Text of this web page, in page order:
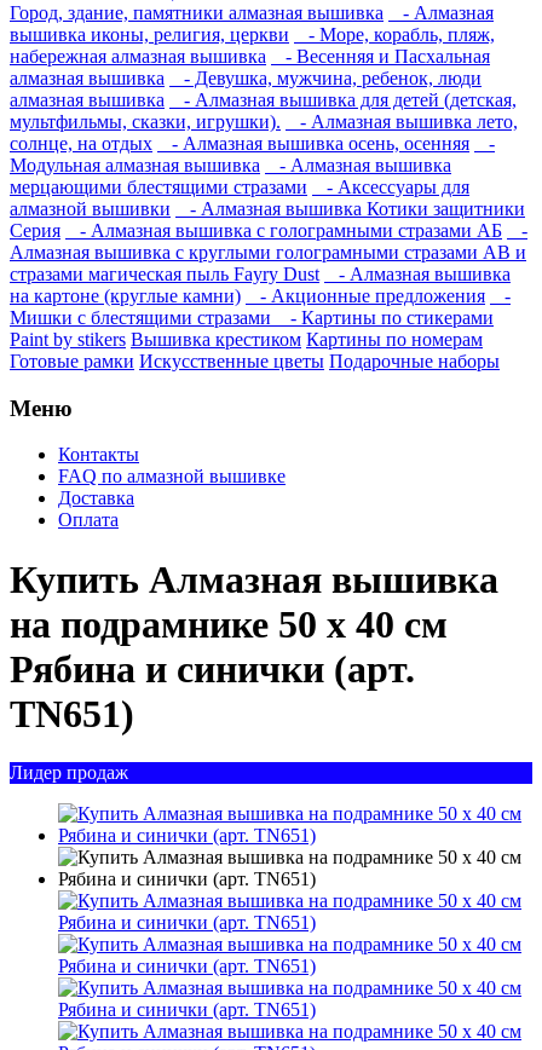
Город, здание, памятники алмазная вышивка
- Алмазная
вышивка иконы, религия, церкви
- Море, корабль, пляж,
набережная алмазная вышивка
- Весенняя и Пасхальная
алмазная вышивка
- Девушка, мужчина, ребенок, люди
алмазная вышивка
- Алмазная вышивка для детей (детская,
мультфильмы, сказки, игрушки).
- Алмазная вышивка лето,
солнце, на отдых
- Алмазная вышивка осень, осенняя
-
Модульная алмазная вышивка
- Алмазная вышивка
мерцающими блестящими стразами
- Аксессуары для
алмазной вышивки
- Алмазная вышивка Котики защитники
Серия
- Алмазная вышивка с голограмными стразами АБ
-
Алмазная вышивка с круглыми голограмными стразами AB и
стразами магическая пыль Fayry Dust
- Алмазная вышивка
на картоне (круглые камни)
- Акционные предложения
-
Мишки с блестящими стразами
- Картины по стикерами
Paint by stikers Вышивка крестиком Картины по номерам
Готовые рамки Искусственные цветы Подарочные наборы
Меню
Контакты
FAQ по алмазной вышивке
Доставка
Оплата
Купить Алмазная вышивка
на подрамнике 50 х 40 см
Рябина и синички (арт.
TN651)
Лидер продаж